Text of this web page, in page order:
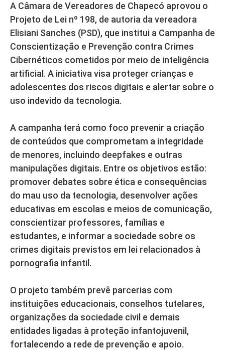
A Câmara de Vereadores de Chapecó aprovou o
Projeto de Lei nº 198, de autoria da vereadora
Elisiani Sanches (PSD), que institui a Campanha de
Conscientização e Prevenção contra Crimes
Cibernéticos cometidos por meio de inteligência
artificial. A iniciativa visa proteger crianças e
adolescentes dos riscos digitais e alertar sobre o
uso indevido da tecnologia.
A campanha terá como foco prevenir a criação
de conteúdos que comprometam a integridade
de menores, incluindo deepfakes e outras
manipulações digitais. Entre os objetivos estão:
promover debates sobre ética e consequências
do mau uso da tecnologia, desenvolver ações
educativas em escolas e meios de comunicação,
conscientizar professores, famílias e
estudantes, e informar a sociedade sobre os
crimes digitais previstos em lei relacionados à
pornografia infantil.
O projeto também prevê parcerias com
instituições educacionais, conselhos tutelares,
organizações da sociedade civil e demais
entidades ligadas à proteção infantojuvenil,
fortalecendo a rede de prevenção e apoio.